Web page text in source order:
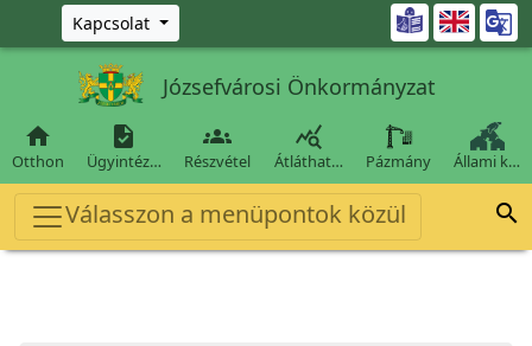
Ugrás a fő tartalomra
Kapcsolat 
Józsefvárosi Önkormányzat

Otthon

Ügyintéz…

Részvétel

Átláthat… Pázmány Állami k…
Válasszon a menüpontok közül 